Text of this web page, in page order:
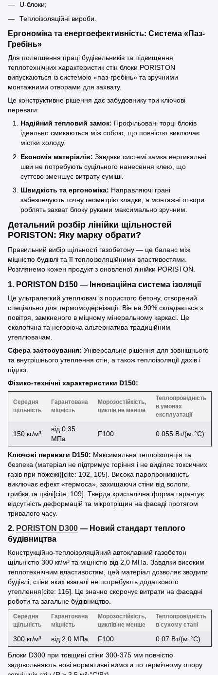
U-блоки;
Теплоізоляційні вироби.
Ергономіка та енергоефективність: Система «Паз-
Гребінь»
Для полегшення праці будівельників та підвищення
теплотехнічних характеристик стін блоки PORISTON
випускаються із системою «паз-гребінь» та зручними
монтажними отворами для захвату.
Це конструктивне рішення дає забудовнику три ключові
переваги:
Надійний тепловий замок: Профільовані торці блоків
ідеально смикаються між собою, що повністю виключає
містки холоду.
Економія матеріалів: Завдяки системі замка вертикальні
шви не потребують суцільного нанесення клею, що
суттєво зменшує витрату суміші.
Швидкість та ергономіка: Направляючі грані
забезпечують точну геометрію кладки, а монтажні отвори
роблять захват блоку руками максимально зручним.
Детальний розбір лінійки щільностей
PORISTON: Яку марку обрати?
Правильний вибір щільності газобетону — це баланс між
міцністю будівлі та її теплоізоляційними властивостями.
Розглянемо кожен продукт з оновленої лінійки PORISTON.
1. PORISTON D150 — Інноваційна система ізоляції
Це ультралегкий утеплювач із пористого бетону, створений
спеціально для термомодернізації. Він на 90% складається з
повітря, замкненого в міцному мінеральному каркасі. Це
екологічна та негорюча альтернатива традиційним
утеплювачам.
Сфера застосування: Універсальне рішення для зовнішнього
та внутрішнього утеплення стін, а також теплоізоляції дахів і
підлог.
Фізико-технічні характеристики D150:
Середня
щільність
Гарантована
міцність
Морозостійкість,
циклів не менше
Теплопровідність
в умовах
експлуатації
150 кг/м³
від 0,35
МПа
F100 0.055 Вт/(м·°С)
Ключові переваги D150: Максимальна теплоізоляція та
безпека (матеріал не підтримує горіння і не виділяє токсичних
газів при пожежі)[cite: 102, 105]. Висока паропроникність
виключає ефект «термоса», захищаючи стіни від вологи,
грибка та цвілі[cite: 109]. Тверда кристалічна форма гарантує
відсутність деформацій та мікротріщин на фасаді протягом
тривалого часу.
2. PORISTON D300 — Новий стандарт теплого
будівництва
Конструкційно-теплоізоляційний автоклавний газобетон
щільністю 300 кг/м³ та міцністю від 2,0 МПа. Завдяки високим
теплотехнічним властивостям, цей матеріал дозволяє зводити
будівлі, стіни яких взагалі не потребують додаткового
утеплення[cite: 116]. Це значно скорочує витрати на фасадні
роботи та загальне будівництво.
Середня
щільність
Гарантована
міцність
Морозостійкість,
циклів не менше
Теплопровідність
в сухому стані
300 кг/м³ від 2,0 МПа F100 0.07 Вт/(м·°С)
Блоки D300 при товщині стіни 300-375 мм повністю
задовольняють нові нормативні вимоги по термічному опору